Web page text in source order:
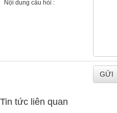
Nội dung câu hỏi :
Tin tức liên quan